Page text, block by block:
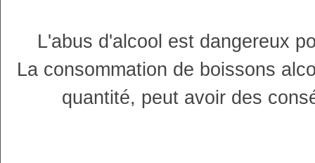
L'abus d'alcool est dangereux
La consommation de boissons
quantité, peut avoir des